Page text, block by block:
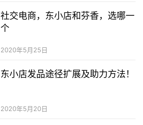
社交电商，东小店和芬香，选哪一
个
2020年5月25日
东小店发品途径扩展及助力方法！
2020年5月20日